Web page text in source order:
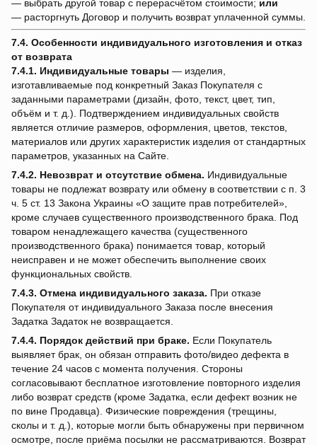
— выбрать другой товар с перерасчётом стоимости; или
— расторгнуть Договор и получить возврат уплаченной суммы.
7.4. Особенности индивидуального изготовления и отказ
от возврата
7.4.1. Индивидуальные товары — изделия,
изготавливаемые под конкретный Заказ Покупателя с
заданными параметрами (дизайн, фото, текст, цвет, тип,
объём и т. д.). Подтверждением индивидуальных свойств
является отличие размеров, оформления, цветов, текстов,
материалов или других характеристик изделия от стандартных
параметров, указанных на Сайте.
7.4.2. Невозврат и отсутствие обмена. Индивидуальные
товары не подлежат возврату или обмену в соответствии с п. 3
ч. 5 ст. 13 Закона Украины «О защите прав потребителей»,
кроме случаев существенного производственного брака. Под
товаром ненадлежащего качества (существенного
производственного брака) понимается товар, который
неисправен и не может обеспечить выполнение своих
функциональных свойств.
7.4.3. Отмена индивидуального заказа. При отказе
Покупателя от индивидуального Заказа после внесения
Задатка Задаток не возвращается.
7.4.4. Порядок действий при браке. Если Покупатель
выявляет брак, он обязан отправить фото/видео дефекта в
течение 24 часов с момента получения. Стороны
согласовывают бесплатное изготовление повторного изделия
либо возврат средств (кроме Задатка, если дефект возник не
по вине Продавца). Физические повреждения (трещины,
сколы и т. д.), которые могли быть обнаружены при первичном
осмотре, после приёма посылки не рассматриваются. Возврат